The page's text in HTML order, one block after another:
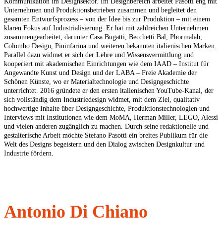
Unternehmen und Produktionsbetrieben zusammen und begleitet den
gesamten Entwurfsprozess – von der Idee bis zur Produktion – mit einem
klaren Fokus auf Industrialisierung. Er hat mit zahlreichen Unternehmen
zusammengearbeitet, darunter Casa Bugatti, Becchetti Bal, Phormalab,
Colombo Design, Pininfarina und weiteren bekannten italienischen Marken.
Parallel dazu widmet er sich der Lehre und Wissensvermittlung und
kooperiert mit akademischen Einrichtungen wie dem IAAD – Institut für
Angewandte Kunst und Design und der LABA – Freie Akademie der
Schönen Künste, wo er Materialtechnologie und Designgeschichte
unterrichtet. 2016 gründete er den ersten italienischen YouTube-Kanal, der
sich vollständig dem Industriedesign widmet, mit dem Ziel, qualitativ
hochwertige Inhalte über Designgeschichte, Produktionstechnologien und
Interviews mit Institutionen wie dem MoMA, Herman Miller, LEGO, Alessi
und vielen anderen zugänglich zu machen. Durch seine redaktionelle und
gestalterische Arbeit möchte Stefano Pasotti ein breites Publikum für die
Welt des Designs begeistern und den Dialog zwischen Designkultur und
Industrie fördern.
Antonio Di Chiano